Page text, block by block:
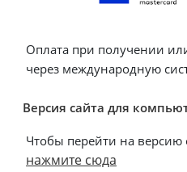
Оплата при получении
через международную
Версия сайта для
Чтобы перейти на версию
нажмите сюда